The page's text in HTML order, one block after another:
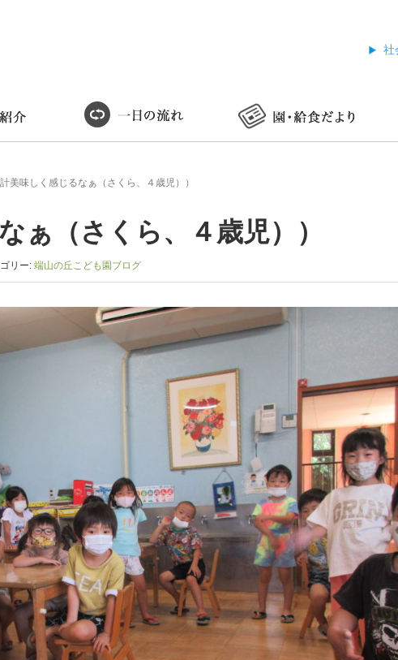
社
美味しく感じるなぁ（さくら、４歳児））
ぁ（さくら、４歳児））
リー: 端山の丘こども園ブログ